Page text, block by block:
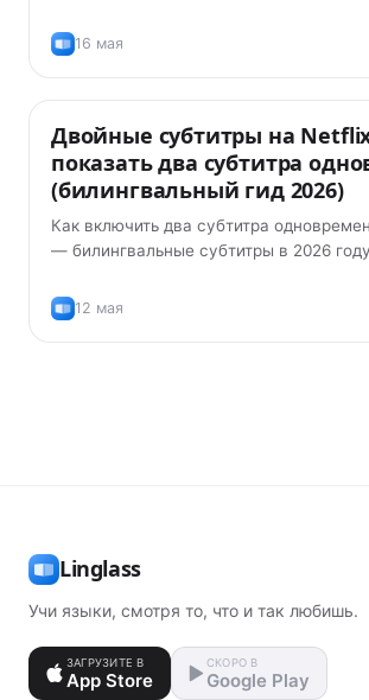
карточкам.
16 мая
Советы
Двойные субтитры на
показать два субтитра
(билингвальный гид 2026)
Как включить два субтитра
— билингвальные субтитры в 2026
пользоваться, чтобы действительно
12 мая
Linglass
Учи языки, смотря то, что и так любишь.
ЗАГРУЗИТЕ В
App Store
СКОРО В
Google Play